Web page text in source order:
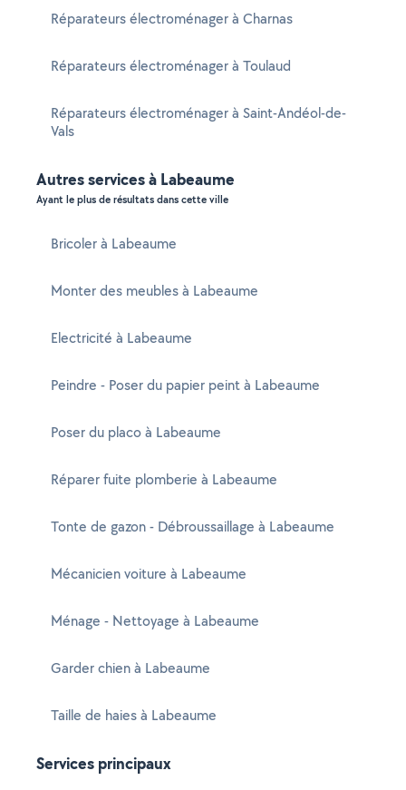
Réparateurs électroménager à Charnas
Réparateurs électroménager à Toulaud
Réparateurs électroménager à Saint-Andéol-de-
Vals
Autres services à Labeaume
Ayant le plus de résultats dans cette ville
Bricoler à Labeaume
Monter des meubles à Labeaume
Electricité à Labeaume
Peindre - Poser du papier peint à Labeaume
Poser du placo à Labeaume
Réparer fuite plomberie à Labeaume
Tonte de gazon - Débroussaillage à Labeaume
Mécanicien voiture à Labeaume
Ménage - Nettoyage à Labeaume
Garder chien à Labeaume
Taille de haies à Labeaume
Services principaux